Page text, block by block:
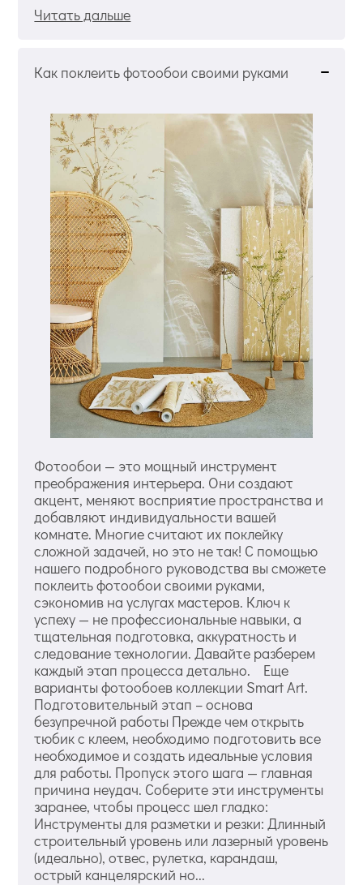
Читать дальше
Как поклеить фотообои своими руками
Фотообои — это мощный инструмент
преображения интерьера. Они создают
акцент, меняют восприятие пространства и
добавляют индивидуальности вашей
комнате. Многие считают их поклейку
сложной задачей, но это не так! С помощью
нашего подробного руководства вы сможете
поклеить фотообои своими руками,
сэкономив на услугах мастеров. Ключ к
успеху — не профессиональные навыки, а
тщательная подготовка, аккуратность и
следование технологии. Давайте разберем
каждый этап процесса детально. Еще
варианты фотообоев коллекции Smart Art.
Подготовительный этап – основа
безупречной работы Прежде чем открыть
тюбик с клеем, необходимо подготовить все
необходимое и создать идеальные условия
для работы. Пропуск этого шага — главная
причина неудач. Соберите эти инструменты
заранее, чтобы процесс шел гладко:
Инструменты для разметки и резки: Длинный
строительный уровень или лазерный уровень
(идеально), отвес, рулетка, карандаш,
острый канцелярский но...